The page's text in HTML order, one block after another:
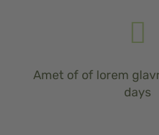
Amet of of lorem
days